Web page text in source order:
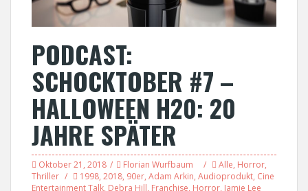
PODCAST:
SCHOCKTOBER #7 –
HALLOWEEN H20: 20
JAHRE SPÄTER
Oktober 21, 2018 Florian Wurfbaum Alle, Horror,
Thriller
1998, 2018, 90er, Adam Arkin, Audioprodukt, Cine
Entertainment Talk, Debra Hill, Franchise, Horror, Jamie Lee